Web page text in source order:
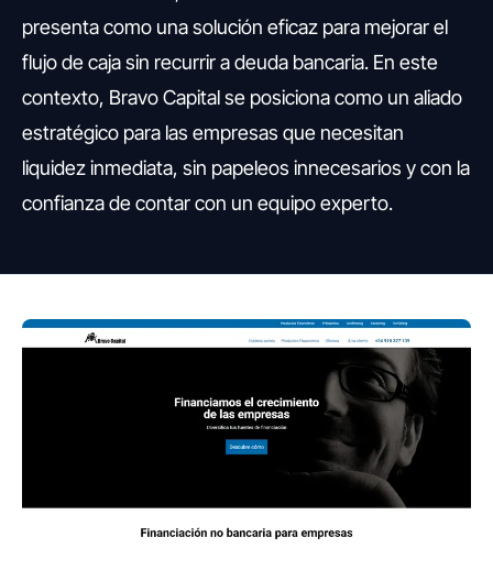
presenta como una solución eficaz para mejorar el
flujo de caja sin recurrir a deuda bancaria. En este
contexto, Bravo Capital se posiciona como un aliado
estratégico para las empresas que necesitan
liquidez inmediata, sin papeleos innecesarios y con la
confianza de contar con un equipo experto.